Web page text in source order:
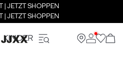
| JETZT SHOPPEN
| JETZT SHOPPEN
KINDER